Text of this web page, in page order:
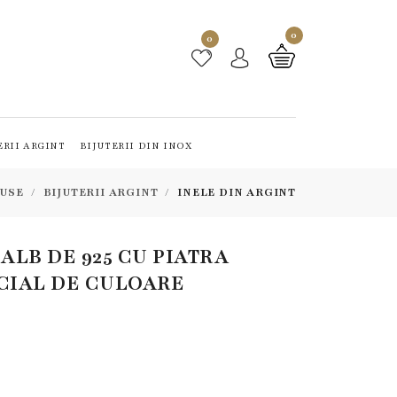
0 0
ARGINT BIJUTERII DIN INOX
BIJUTERII ARGINT INELE DIN ARGINT
DE 925 CU PIATRA
DE CULOARE